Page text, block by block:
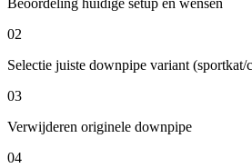
02
Selectie juiste downpipe variant (sportkat/
03
Verwijderen originele downpipe
04